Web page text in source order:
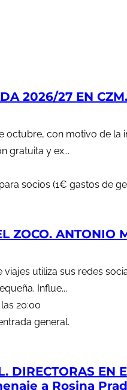
2026/27 EN
octubre, con motivo de la
gratuita y ex...
socios (1€ gastos de
ZOCO.
viajes utiliza sus redes
Influe...
20:00
general.
DIRECTORAS
a Rosina